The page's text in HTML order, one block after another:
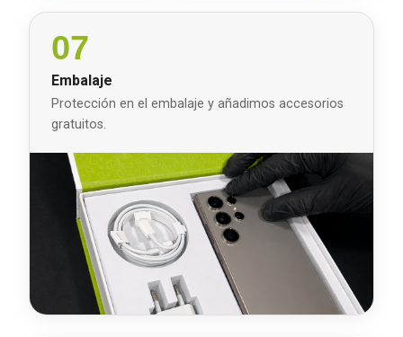
07
Embalaje
Protección en el embalaje y añadimos accesorios
gratuitos.